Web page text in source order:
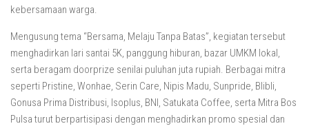
kebersamaan warga.
Mengusung tema “Bersama, Melaju Tanpa Batas”, kegiatan tersebut
menghadirkan lari santai 5K, panggung hiburan, bazar UMKM lokal,
serta beragam doorprize senilai puluhan juta rupiah. Berbagai mitra
seperti Pristine, Wonhae, Serin Care, Nipis Madu, Sunpride, Blibli,
Gonusa Prima Distribusi, Isoplus, BNI, Satukata Coffee, serta Mitra Bos
Pulsa turut berpartisipasi dengan menghadirkan promo spesial dan